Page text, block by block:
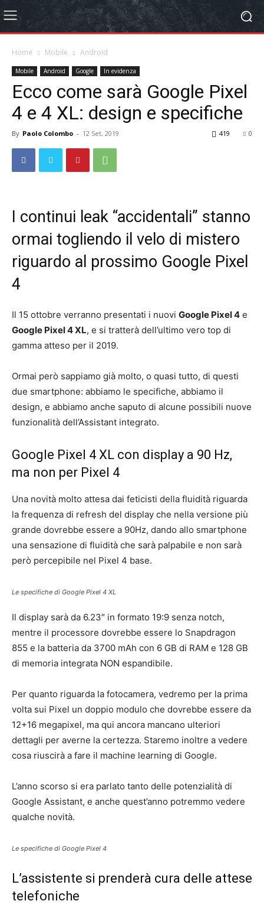
Home Mobile Android
Mobile Android Google In evidenza
Ecco come sarà Google Pixel
4 e 4 XL: design e specifiche
By Paolo Colombo - 12 Set, 2019 0
419
I continui leak “accidentali” stanno
ormai togliendo il velo di mistero
riguardo al prossimo Google Pixel
4
Il 15 ottobre verranno presentati i nuovi Google Pixel 4 e
Google Pixel 4 XL, e si tratterà dell’ultimo vero top di
gamma atteso per il 2019.
Ormai però sappiamo già molto, o quasi tutto, di questi
due smartphone: abbiamo le specifiche, abbiamo il
design, e abbiamo anche saputo di alcune possibili nuove
funzionalità dell’Assistant integrato.
Google Pixel 4 XL con display a 90 Hz,
ma non per Pixel 4
Una novità molto attesa dai feticisti della fluidità riguarda
la frequenza di refresh del display che nella versione più
grande dovrebbe essere a 90Hz, dando allo smartphone
una sensazione di fluidità che sarà palpabile e non sarà
però percepibile nel Pixel 4 base.
Le specifiche di Google Pixel 4 XL
Il display sarà da 6.23″ in formato 19:9 senza notch,
mentre il processore dovrebbe essere lo Snapdragon
855 e la batteria da 3700 mAh con 6 GB di RAM e 128 GB
di memoria integrata NON espandibile.
Per quanto riguarda la fotocamera, vedremo per la prima
volta sui Pixel un doppio modulo che dovrebbe essere da
12+16 megapixel, ma qui ancora mancano ulteriori
dettagli per averne la certezza. Staremo inoltre a vedere
cosa riuscirà a fare il machine learning di Google.
L’anno scorso si era parlato tanto delle potenzialità di
Google Assistant, e anche quest’anno potremmo vedere
qualche novità.
Le specifiche di Google Pixel 4
L’assistente si prenderà cura delle attese
telefoniche